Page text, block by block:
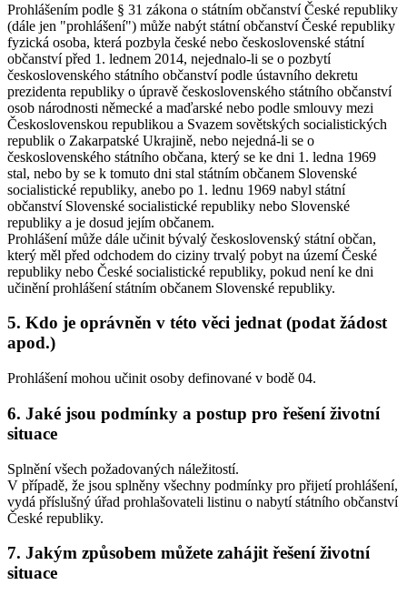
Prohlášením podle § 31 zákona o státním občanství České republiky
(dále jen "prohlášení") může nabýt státní občanství České republiky
fyzická osoba, která pozbyla české nebo československé státní
občanství před 1. lednem 2014, nejednalo-li se o pozbytí
československého státního občanství podle ústavního dekretu
prezidenta republiky o úpravě československého státního občanství
osob národnosti německé a maďarské nebo podle smlouvy mezi
Československou republikou a Svazem sovětských socialistických
republik o Zakarpatské Ukrajině, nebo nejedná-li se o
československého státního občana, který se ke dni 1. ledna 1969
stal, nebo by se k tomuto dni stal státním občanem Slovenské
socialistické republiky, anebo po 1. lednu 1969 nabyl státní
občanství Slovenské socialistické republiky nebo Slovenské
republiky a je dosud jejím občanem.
Prohlášení může dále učinit bývalý československý státní občan,
který měl před odchodem do ciziny trvalý pobyt na území České
republiky nebo České socialistické republiky, pokud není ke dni
učinění prohlášení státním občanem Slovenské republiky.
5. Kdo je oprávněn v této věci jednat (podat žádost
apod.)
Prohlášení mohou učinit osoby definované v bodě 04.
6. Jaké jsou podmínky a postup pro řešení životní
situace
Splnění všech požadovaných náležitostí.
V případě, že jsou splněny všechny podmínky pro přijetí prohlášení,
vydá příslušný úřad prohlašovateli listinu o nabytí státního občanství
České republiky.
7. Jakým způsobem můžete zahájit řešení životní
situace